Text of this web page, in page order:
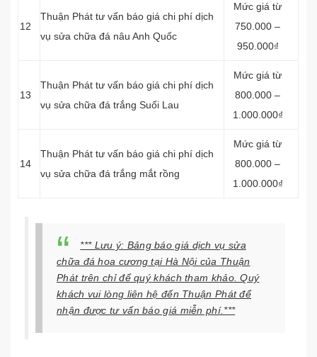
12
Thuận Phát tư vấn báo giá chi phí dịch
vụ sửa chữa đá nâu Anh Quốc
Mức giá từ
750.000 –
950.000₫
13
Thuận Phát tư vấn báo giá chi phí dịch
vụ sửa chữa đá trắng Suối Lau
Mức giá từ
800.000 –
1.000.000₫
14
Thuận Phát tư vấn báo giá chi phí dịch
vụ sửa chữa đá trắng mắt rồng
Mức giá từ
800.000 –
1.000.000₫
*** Lưu ý: Bảng báo giá dịch vụ sửa
chữa đá hoa cương tại Hà Nội của Thuận
Phát trên chỉ để quý khách tham khảo. Quý
khách vui lòng liên hệ đến Thuận Phát để
nhận được tư vấn báo giá miễn phí.***